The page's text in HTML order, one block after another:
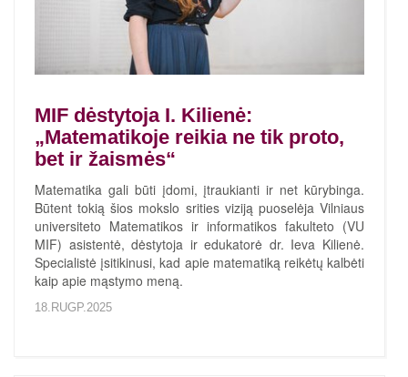
MIF dėstytoja I. Kilienė:
„Matematikoje reikia ne tik proto,
bet ir žaismės“
Matematika gali būti įdomi, įtraukianti ir net kūrybinga.
Būtent tokią šios mokslo srities viziją puoselėja Vilniaus
universiteto Matematikos ir informatikos fakulteto (VU
MIF) asistentė, dėstytoja ir edukatorė dr. Ieva Kilienė.
Specialistė įsitikinusi, kad apie matematiką reikėtų kalbėti
kaip apie mąstymo meną.
18.RUGP.2025